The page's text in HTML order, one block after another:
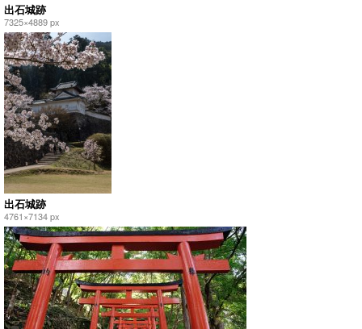
出石城跡
7325×4889 px
出石城跡
4761×7134 px